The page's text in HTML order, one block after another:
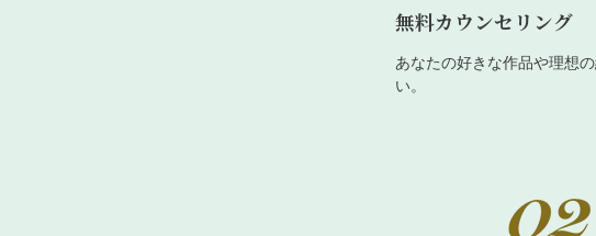
無料カウンセリング
あなたの好きな作品や理想
い。